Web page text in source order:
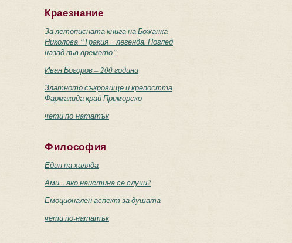
Краезнание
За летописната книга на Божанка
Николова “Тракия – легенда. Поглед
назад във времето”
Иван Богоров – 200 години
Златното съкровище и крепостта
Фармакида край Приморско
чети по-нататък
Философия
Един на хиляда
Ами... ако наистина се случи?
Емоционален аспект за душата
чети по-нататък